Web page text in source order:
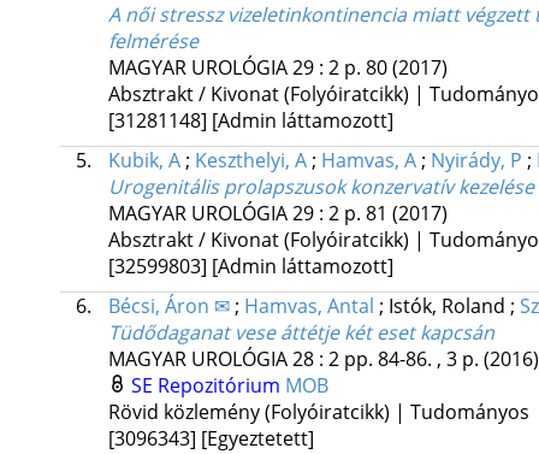
A női stressz vizeletinkontinencia miatt
felmérése
MAGYAR UROLÓGIA29: 2 p. 80(2017)
Absztrakt / Kivonat (Folyóiratcikk) |
[31281148] [Admin láttamozott]
5.
Kubik, A; Keszthelyi, A; Hamvas, A; Nyirády, P ;
Urogenitális prolapszusok konzervatív
MAGYAR UROLÓGIA29: 2 p. 81 (2017)
Absztrakt / Kivonat (Folyóiratcikk) |
[32599803] [Admin láttamozott]
6.
Bécsi, Áron ✉; Hamvas, Antal ; Istók, Roland ;
Tüdődaganat vese áttétje két eset kapcsán
MAGYAR UROLÓGIA28: 2 pp. 84-86. , 3 p. (2016)
SE Repozitórium MOB
Rövid közlemény (Folyóiratcikk) | Tudományos
[3096343] [Egyeztetett]